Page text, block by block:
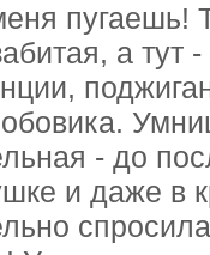
пугаешь!
а тут -
- до
и даже в